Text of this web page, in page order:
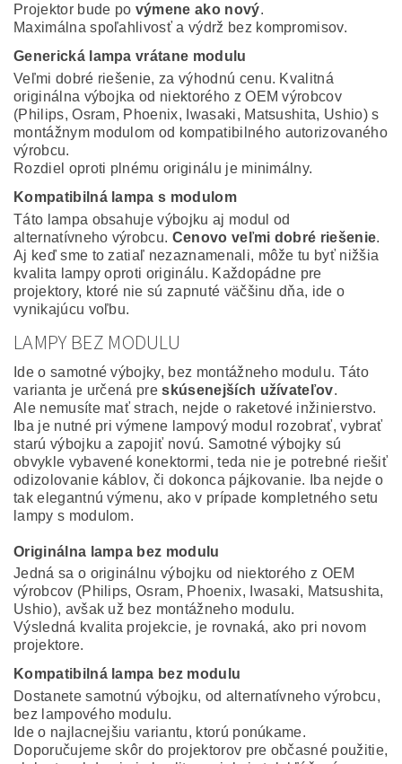
Projektor bude po výmene ako nový.
Maximálna spoľahlivosť a výdrž bez kompromisov.
Generická lampa vrátane modulu
Veľmi dobré riešenie, za výhodnú cenu. Kvalitná
originálna výbojka od niektorého z OEM výrobcov
(Philips, Osram, Phoenix, Iwasaki, Matsushita, Ushio) s
montážnym modulom od kompatibilného autorizovaného
výrobcu.
Rozdiel oproti plnému originálu je minimálny.
Kompatibilná lampa s modulom
Táto lampa obsahuje výbojku aj modul od
alternatívneho výrobcu. Cenovo veľmi dobré riešenie.
Aj keď sme to zatiaľ nezaznamenali, môže tu byť nižšia
kvalita lampy oproti originálu. Každopádne pre
projektory, ktoré nie sú zapnuté väčšinu dňa, ide o
vynikajúcu voľbu.
LAMPY BEZ MODULU
Ide o samotné výbojky, bez montážneho modulu. Táto
varianta je určená preskúsenejších užívateľov.
Ale nemusíte mať strach, nejde o raketové inžinierstvo.
Iba je nutné pri výmene lampový modul rozobrať, vybrať
starú výbojku a zapojiť novú. Samotné výbojky sú
obvykle vybavené konektormi, teda nie je potrebné riešiť
odizolovanie káblov, či dokonca pájkovanie. Iba nejde o
tak elegantnú výmenu, ako v prípade kompletného setu
lampy s modulom.
Originálna lampa bez modulu
Jedná sa o originálnu výbojku od niektorého z OEM
výrobcov (Philips, Osram, Phoenix, Iwasaki, Matsushita,
Ushio), avšak už bez montážneho modulu.
Výsledná kvalita projekcie, je rovnaká, ako pri novom
projektore.
Kompatibilná lampa bez modulu
Dostanete samotnú výbojku, od alternatívneho výrobcu,
bez lampového modulu.
Ide o najlacnejšiu variantu, ktorú ponúkame.
Doporučujeme skôr do projektorov pre občasné použitie,